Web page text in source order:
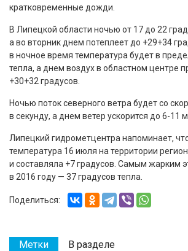
кратковременные дожди.
В Липецкой области ночью от 17 до 22
а во вторник днем потеплеет до +29+34
в ночное время температура будет в
тепла, а днем воздух в областном центре
+30+32 градусов.
Ночью поток северного ветра будет со
в секунду, а днем ветер ускорится до 6-11
Липецкий гидрометцентра напоминает,
температура 16 июля на территории
и составляла +7 градусов. Самым жарким
в 2016 году — 37 градусов тепла.
Поделиться:
Метки В разделе